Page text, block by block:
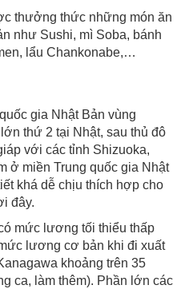
thưởng thức những món ăn
như Sushi, mì Soba, bánh
lẩu Chankonabe,…
gia Nhật Bản vùng
thứ 2 tại Nhật, sau thủ đô
với các tỉnh Shizuoka,
ở miền Trung quốc gia Nhật
khá dễ chịu thích hợp cho
đây.
mức lương tối thiểu thấp
lương cơ bản khi đi xuất
khoảng trên 35
ca, làm thêm). Phần lớn các